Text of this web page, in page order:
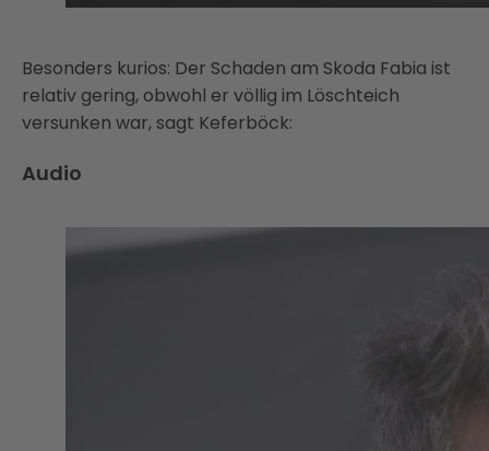
Besonders kurios: Der Schaden am Skoda Fabia ist
relativ gering, obwohl er völlig im Löschteich
versunken war, sagt Keferböck:
Audio